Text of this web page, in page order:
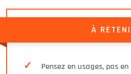
À
Pensez en usages, pas